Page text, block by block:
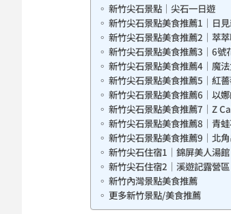
新竹尖石景點｜尖石一日遊
新竹尖石景點美食推薦1｜日
新竹尖石景點美食推薦2｜萃
新竹尖石景點美食推薦3｜6號
新竹尖石景點美食推薦4｜魔
新竹尖石景點美食推薦5｜紅
新竹尖石景點美食推薦6｜以
新竹尖石景點美食推薦7｜Z
新竹尖石景點美食推薦8｜青
新竹尖石景點美食推薦9｜北
新竹尖石住宿1｜錦屏美人湯館
新竹尖石住宿2｜溪遊記露營區
新竹內灣景點美食推薦
更多新竹景點/美食推薦